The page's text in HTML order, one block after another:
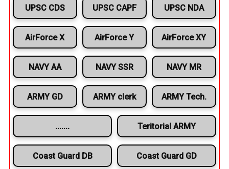
UPSC CDS UPSC CAPF UPSC NDA
AirForce X AirForce Y AirForce XY
NAVY AA NAVY SSR NAVY MR
ARMY GD ARMY clerk ARMY Tech.
....... Teritorial ARMY
Coast Guard DB Coast Guard GD